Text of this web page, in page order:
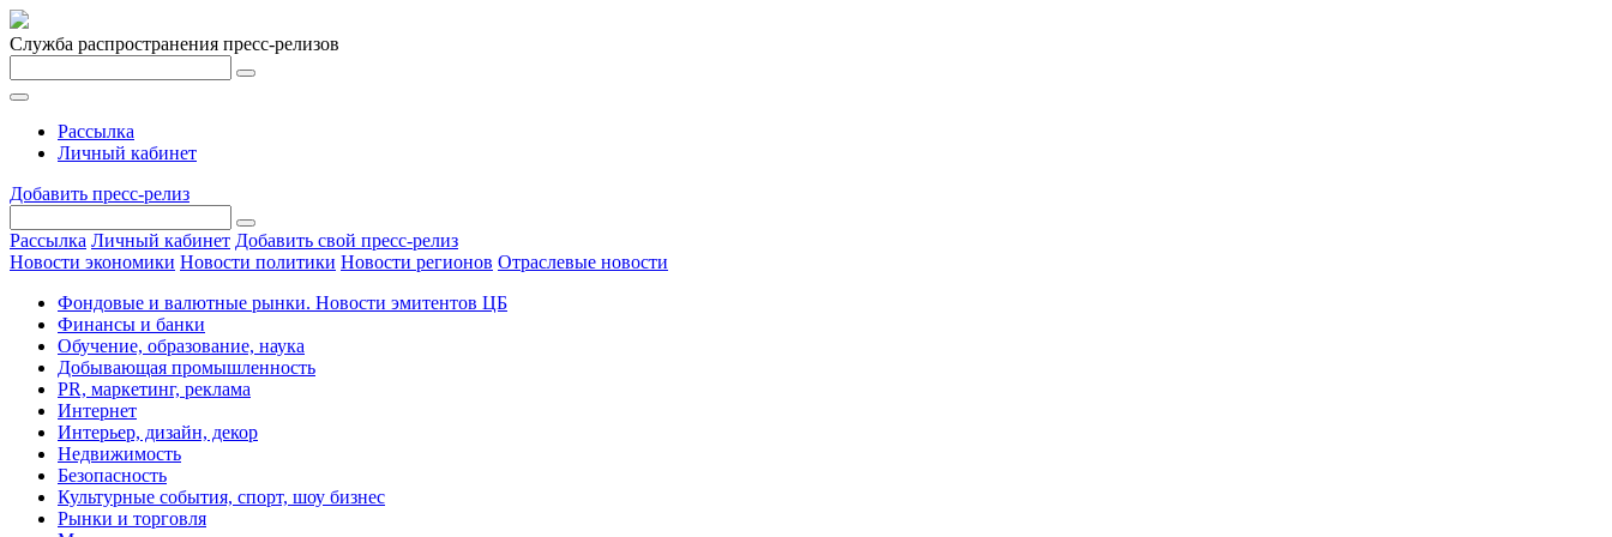
Служба распространения пресс-релизов
Рассылка
Личный кабинет
Добавить пресс-релиз
Рассылка Личный кабинет Добавить свой пресс-релиз
Новости экономики Новости политики Новости регионов Отраслевые новости
Фондовые и валютные рынки. Новости эмитентов ЦБ
Финансы и банки
Обучение, образование, наука
Добывающая промышленность
PR, маркетинг, реклама
Интернет
Интерьер, дизайн, декор
Недвижимость
Безопасность
Культурные события, спорт, шоу бизнес
Рынки и торговля